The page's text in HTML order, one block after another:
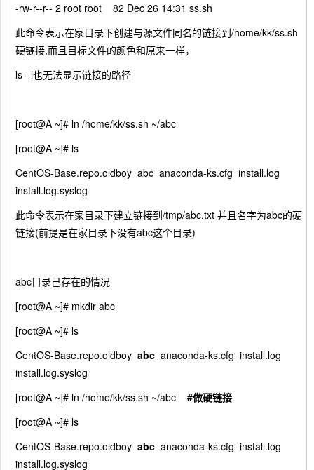
-rw-r--r-- 2 root root 82 Dec 26 14:31 ss.sh
此命令表示在家目录下创建与源文件同名的链接到/home/kk/ss.sh
硬链接,而且目标文件的颜色和原来一样，
ls –l也无法显示链接的路径
[root@A ~]# ln /home/kk/ss.sh ~/abc
[root@A ~]# ls
CentOS-Base.repo.oldboy abc anaconda-ks.cfg install.log
install.log.syslog
此命令表示在家目录下建立链接到/tmp/abc.txt 并且名字为abc的硬
链接(前提是在家目录下没有abc这个目录)
abc目录己存在的情况
[root@A ~]# mkdir abc
[root@A ~]# ls
CentOS-Base.repo.oldboy abc anaconda-ks.cfg install.log
install.log.syslog
[root@A ~]# ln /home/kk/ss.sh ~/abc
#做硬链接
[root@A ~]# ls
CentOS-Base.repo.oldboy abc anaconda-ks.cfg install.log
install.log.syslog